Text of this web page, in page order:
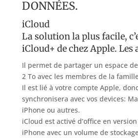
DONNÉES.
iCloud
La solution la plus facile,
iCloud+ de chez Apple. Les
Il permet de partager un espace
2 To avec les membres de la
Il est lié à votre compte Apple,
synchronisera avec vos devices:
iPhone ou autres.
iCloud est activé d’office en
iPhone avec un volume de